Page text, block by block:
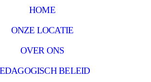
HOME
ONZE LOCATIE
OVER ONS
BELEID